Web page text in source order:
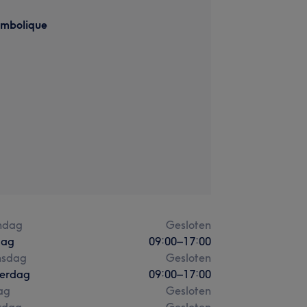
Gesloten
09:00–17:00
Gesloten
09:00–17:00
Gesloten